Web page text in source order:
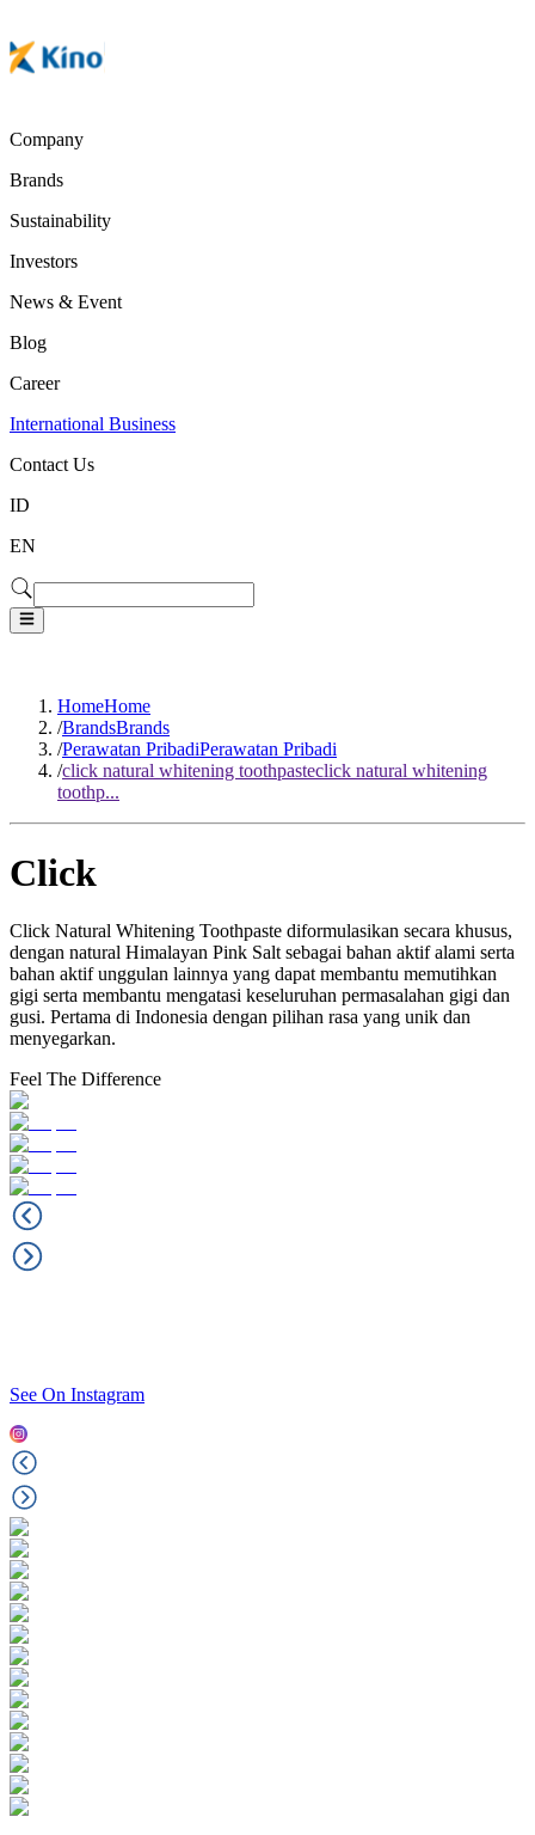
Company
Brands
Sustainability
Investors
News & Event
Blog
Career
International Business
Contact Us
ID
EN
HomeHome
/BrandsBrands
/Perawatan PribadiPerawatan Pribadi
/click natural whitening toothpasteclick natural whitening
toothp...
Click
Click Natural Whitening Toothpaste diformulasikan secara khusus,
dengan natural Himalayan Pink Salt sebagai bahan aktif alami serta
bahan aktif unggulan lainnya yang dapat membantu memutihkan
gigi serta membantu mengatasi keseluruhan permasalahan gigi dan
gusi. Pertama di Indonesia dengan pilihan rasa yang unik dan
menyegarkan.
Feel The Difference
See On Instagram